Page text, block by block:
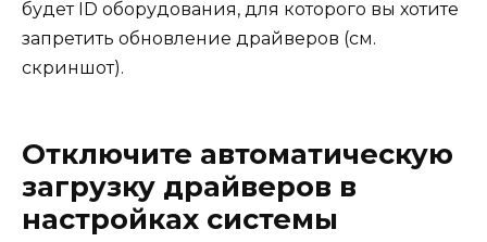
будет ID оборудования, для которого вы хотите
запретить обновление драйверов (см.
скриншот).
Отключите автоматическую
загрузку драйверов в
настройках системы